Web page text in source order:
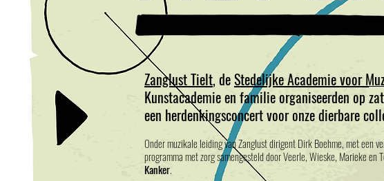
Zanglust Tielt, deStedelijke Academie voor
Kunstacademie en familie organiseerden op
een herdenkingsconcert voor onze dierbare
Onder muzikale leiding van Zanglust dirigent Dirk Boehme, met een
programma met zorg samengesteld door Veerle, Wieske, Marieke en
Kanker.​​